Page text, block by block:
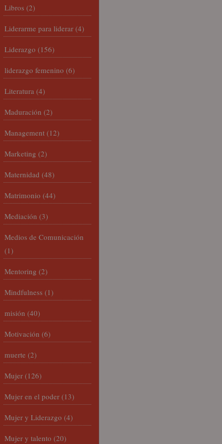
Libros (2)
Liderarme para liderar (4)
Liderazgo (156)
liderazgo femenino (6)
Literatura (4)
Maduración (2)
Management (12)
Marketing (2)
Maternidad (48)
Matrimonio (44)
Mediación (3)
Medios de Comunicación
(1)
Mentoring (2)
Mindfulness (1)
misión (40)
Motivación (6)
muerte (2)
Mujer (126)
Mujer en el poder (13)
Mujer y Liderazgo (4)
Mujer y talento (20)